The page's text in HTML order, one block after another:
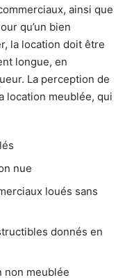
ainsi que
qu’un bien
la location doit être
longue, en
La perception de
location meublée, qui
nue
loués sans
donnés en
non meublée